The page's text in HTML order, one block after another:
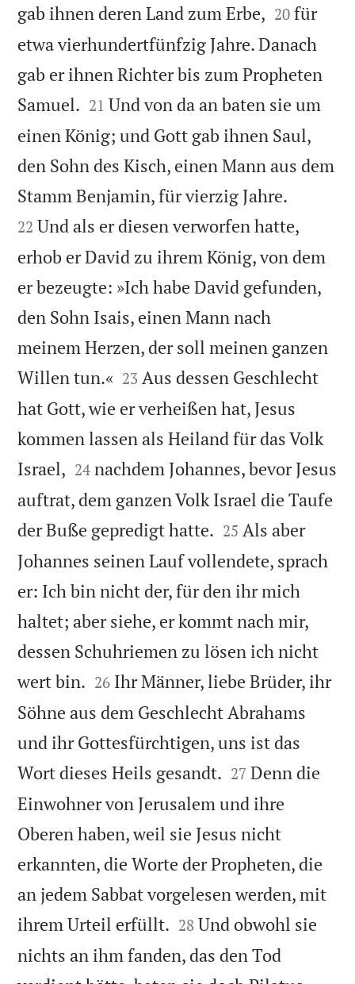
gab ihnen deren Land zum Erbe, 

20 für
etwa vierhundertfünfzig Jahre. Danach
gab er ihnen Richter bis zum Propheten
Samuel. 

21 Und von da an baten sie um
einen König; und Gott gab ihnen Saul,
den Sohn des Kisch, einen Mann aus dem
Stamm Benjamin, für vierzig Jahre.
22 Und als er diesen verworfen hatte,
erhob er David zu ihrem König, von dem
er bezeugte: »Ich habe David gefunden,
den Sohn Isais, einen Mann nach
meinem Herzen, der soll meinen ganzen
Willen tun.« 

23 Aus dessen Geschlecht
hat Gott, wie er verheißen hat, Jesus
kommen lassen als Heiland für das Volk
Israel, 

24 nachdem Johannes, bevor Jesus
auftrat, dem ganzen Volk Israel die Taufe
der Buße gepredigt hatte. 

25 Als aber
Johannes seinen Lauf vollendete, sprach
er: Ich bin nicht der, für den ihr mich
haltet; aber siehe, er kommt nach mir,
dessen Schuhriemen zu lösen ich nicht
wert bin. 

26 Ihr Männer, liebe Brüder, ihr
Söhne aus dem Geschlecht Abrahams
und ihr Gottesfürchtigen, uns ist das
Wort dieses Heils gesandt. 

27 Denn die
Einwohner von Jerusalem und ihre
Oberen haben, weil sie Jesus nicht
erkannten, die Worte der Propheten, die
an jedem Sabbat vorgelesen werden, mit
ihrem Urteil erfüllt. 

28 Und obwohl sie
nichts an ihm fanden, das den Tod